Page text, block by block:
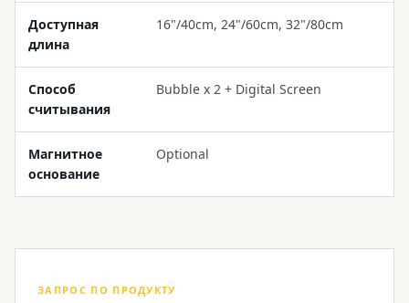
Доступная
длина
16"/40cm, 24"/60cm, 32"/80cm
Способ
считывания
Bubble x 2 + Digital Screen
Магнитное
основание
Optional
ЗАПРОС ПО ПРОДУКТУ